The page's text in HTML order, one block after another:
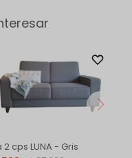
2 cps LUNA - Gris